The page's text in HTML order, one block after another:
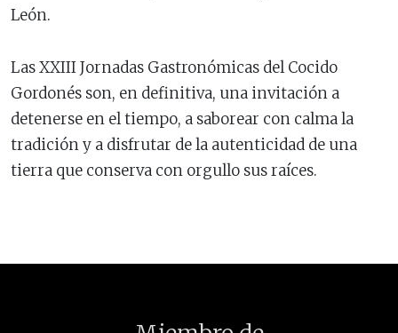
León.
Las XXIII Jornadas Gastronómicas del Cocido
Gordonés son, en definitiva, una invitación a
detenerse en el tiempo, a saborear con calma la
tradición y a disfrutar de la autenticidad de una
tierra que conserva con orgullo sus raíces.